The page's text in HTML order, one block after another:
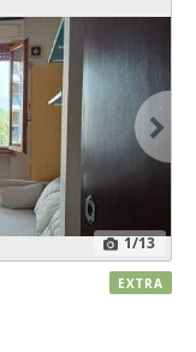
1/13
EXTRA